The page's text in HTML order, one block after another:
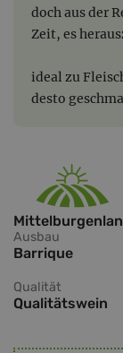
doch aus der
Zeit, es
ideal zu
desto
Ausbau
Barrique
Qualität
Qualitätswein